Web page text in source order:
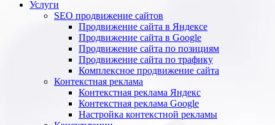
Услуги
SEO продвижение сайтов
Продвижение сайта в Яндексе
Продвижение сайта в Google
Продвижение сайта по позициям
Продвижение сайта по трафику
Комплексное продвижение сайта
Контекстная реклама
Контекстная реклама Яндекс
Контекстная реклама Google
Настройка контекстной рекламы